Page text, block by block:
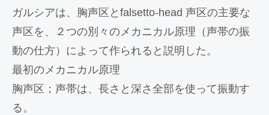
ガルシアは、胸声区とfalsetto-head 声区の主要な
声区を、２つの別々のメカニカル原理（声帯の振
動の仕方）によって作られると説明した。
最初のメカニカル原理
胸声区；声帯は、長さと深さ全部を使って振動す
る。